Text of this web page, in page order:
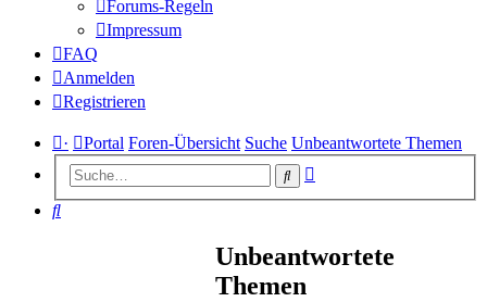
Forums-Regeln
Impressum
FAQ
Anmelden
Registrieren
· Portal Foren-Übersicht Suche Unbeantwortete Themen
Suche
Suche
Unbeantwortete
Themen